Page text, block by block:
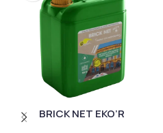
BRICK NET EKO’R